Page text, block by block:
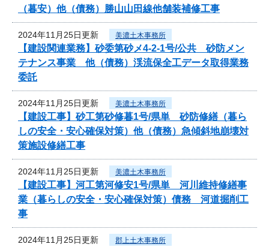
（暮安）他（債務）勝山山田線他舗装補修工事
2024年11月25日更新 美濃土木事務所
【建設関連業務】砂委第砂メ4-2-1号/公共 砂防メン
テナンス事業 他（債務）渓流保全工データ取得業務
委託
2024年11月25日更新 美濃土木事務所
【建設工事】砂工第砂修暮1号/県単 砂防修繕（暮ら
しの安全・安心確保対策）他（債務）急傾斜地崩壊対
策施設修繕工事
2024年11月25日更新 美濃土木事務所
【建設工事】河工第河修安1号/県単 河川維持修繕事
業（暮らしの安全・安心確保対策）債務 河道掘削工
事
2024年11月25日更新 郡上土木事務所